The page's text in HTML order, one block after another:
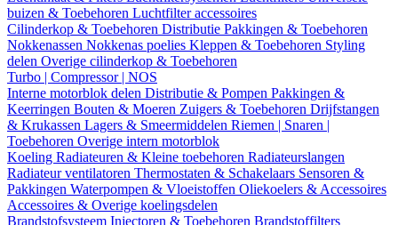
buizen & Toebehoren Luchtfilter accessoires
Cilinderkop & Toebehoren Distributie Pakkingen & Toebehoren
Nokkenassen Nokkenas poelies Kleppen & Toebehoren Styling
delen Overige cilinderkop & Toebehoren
Turbo | Compressor | NOS
Interne motorblok delen Distributie & Pompen Pakkingen &
Keerringen Bouten & Moeren Zuigers & Toebehoren Drijfstangen
& Krukassen Lagers & Smeermiddelen Riemen | Snaren |
Toebehoren Overige intern motorblok
Koeling Radiateuren & Kleine toebehoren Radiateurslangen
Radiateur ventilatoren Thermostaten & Schakelaars Sensoren &
Pakkingen Waterpompen & Vloeistoffen Oliekoelers & Accessoires
Accessoires & Overige koelingsdelen
Brandstofsysteem Injectoren & Toebehoren Brandstoffilters